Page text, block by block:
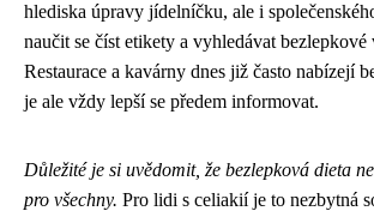
hlediska úpravy jídelníčku, ale i
naučit se číst etikety a vyhledávat
Restaurace a kavárny dnes již často nabízejí
je ale vždy lepší se předem informovat.
Důležité je si uvědomit, že bezlepková dieta
pro všechny. Pro lidi s celiakií je to nezbytná